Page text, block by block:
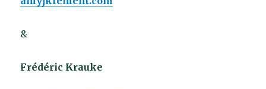
&
Frédéric Krauke